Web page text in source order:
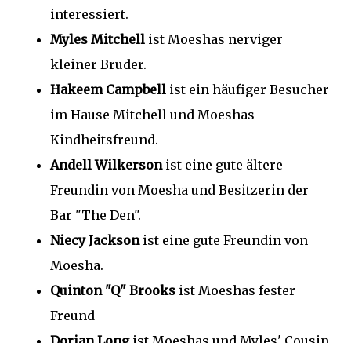
interessiert.
Myles Mitchell ist Moeshas nerviger
kleiner Bruder.
Hakeem Campbell ist ein häufiger Besucher
im Hause Mitchell und Moeshas
Kindheitsfreund.
Andell Wilkersonist eine gute ältere
Freundin von Moesha und Besitzerin der
Bar "The Den".
Niecy Jacksonist eine gute Freundin von
Moesha.
Quinton "Q" Brooks ist Moeshas fester
Freund